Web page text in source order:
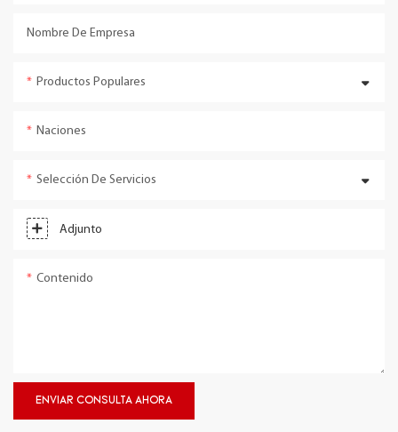
Nombre De Empresa
Productos Populares
Naciones
Selección De Servicios
Adjunto
Contenido
ENVIAR CONSULTA AHORA